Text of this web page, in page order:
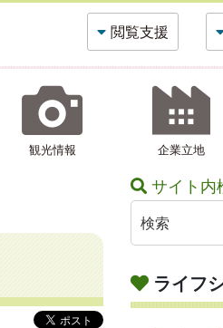
閲覧支援
観光情報 企業立地
サイト内
ライフ